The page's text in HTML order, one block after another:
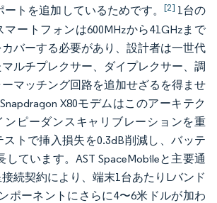
トを追加しているためです。 [2] 1台の
ートフォンは600MHzから41GHzまで
バーする必要があり、設計者は一世代
ルチプレクサー、ダイプレクサー、調
マッチング回路を追加せざるを得ませ
X80モデムはこのアーキテク
ンピーダンスキャリブレーションを重
トで挿入損失を0.3dB削減し、バッテ
しています。AST SpaceMobileと主要通
続契約により、端末1台あたりLバンド
ポーネントにさらに4〜6米ドルが加わ